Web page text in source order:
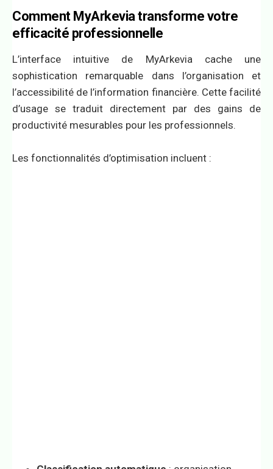
Comment MyArkevia transforme votre
efficacité professionnelle
L’interface intuitive de MyArkevia cache une
sophistication remarquable dans l’organisation et
l’accessibilité de l’information financière. Cette facilité
d’usage se traduit directement par des gains de
productivité mesurables pour les professionnels.
Les fonctionnalités d’optimisation incluent :